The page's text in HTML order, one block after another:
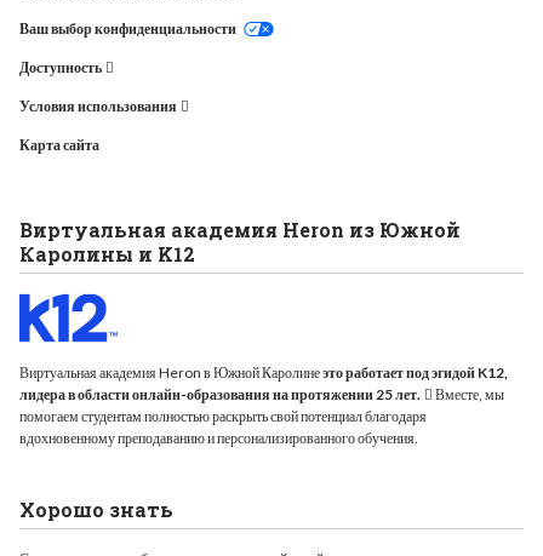
Ваш выбор конфиденциальности
Доступность
Условия использования
Карта сайта
Виртуальная академия Heron из Южной
Каролины и K12
Виртуальная академия Heron в Южной Каролинеэто работает под эгидой K12,
лидера в области онлайн-образования на протяжении 25 лет.
Вместе, мы
помогаем студентам полностью раскрыть свой потенциал благодаря
вдохновенному преподаванию и персонализированного обучения.
Хорошо знать